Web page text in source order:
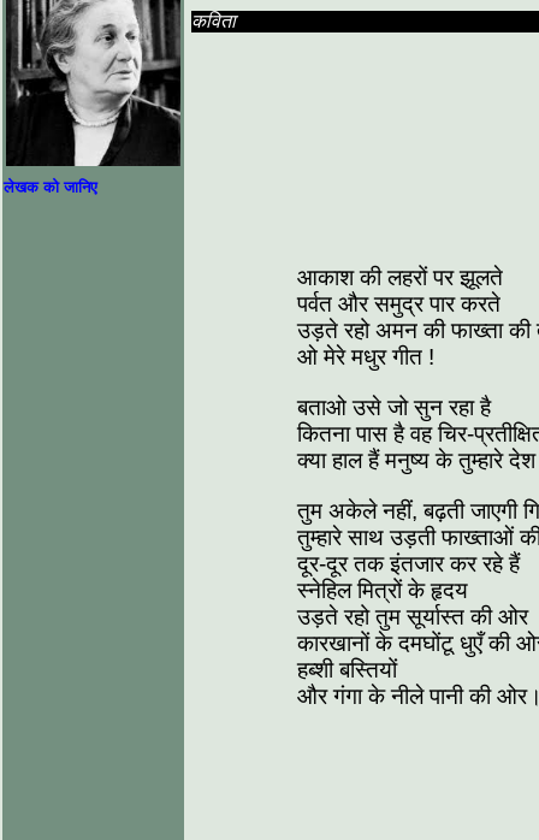
लेखक को जानिए
कविता
आकाश की लहरों पर झूलते
पर्वत और समुद्र पार करते
उड़ते रहो अमन की फाख्‍ता की
ओ मेरे मधुर गीत !
बताओ उसे जो सुन रहा है
कितना पास है वह चिर-
क्‍या हाल हैं मनुष्‍य के तुम्‍हारे
तुम अकेले नहीं, बढ़ती जाएगी
तुम्‍हारे साथ उड़ती फाख्ताओं
दूर-दूर तक इंतजार कर रहे हैं
स्‍नेहिल मित्रों के हृदय
उड़ते रहो तुम सूर्यास्‍त की ओर
कारखानों के दमघोंटू धुएँ की
हब्‍शी बस्तियों
और गंगा के नीले पानी की